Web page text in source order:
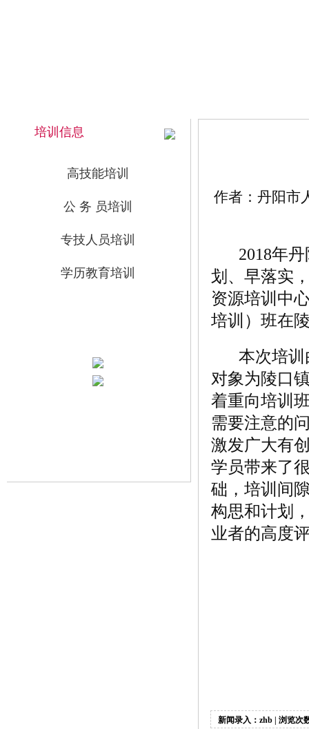
培训信息
高技能培训
公 务 员培训
专技人员培训
学历教育培训
作者：丹阳市
2018年
划、早落实
资源培训中
培训）班在
本次培
对象为陵口
着重向培训
需要注意的
激发广大有
学员带来了
础，培训间
构思和计划
业者的高度
新闻录入：zhb | 浏览次